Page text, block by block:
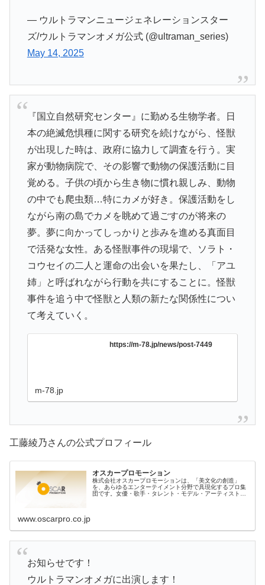
— ウルトラマンニュージェネレーションスター
ズ/ウルトラマンオメガ公式 (@ultraman_series)
May 14, 2025
『国立自然研究センター』に勤める生物学者。日
本の絶滅危惧種に関する研究を続けながら、怪獣
が出現した時は、政府に協力して調査を行う。実
家が動物病院で、その影響で動物の保護活動に目
覚める。子供の頃から生き物に慣れ親しみ、動物
の中でも爬虫類…特にカメが好き。保護活動をし
ながら南の島でカメを眺めて過ごすのが将来の
夢。夢に向かってしっかりと歩みを進める真面目
で活発な女性。ある怪獣事件の現場で、ソラト・
コウセイの二人と運命の出会いを果たし、「アユ
姉」と呼ばれながら行動を共にすることに。怪獣
事件を追う中で怪獣と人類の新たな関係性につい
て考えていく。
https://m-78.jp/news/post-7449
m-78.jp
工藤綾乃さんの公式プロフィール
オスカープロモーション
株式会社オスカープロモーションは、「美文化の創造」
を、あらゆるエンターテイメント分野で具現化するプロ集
団です。女優・歌手・タレント・モデル・アーティストは
www.oscarpro.co.jp
お知らせです！
ウルトラマンオメガに出演します！